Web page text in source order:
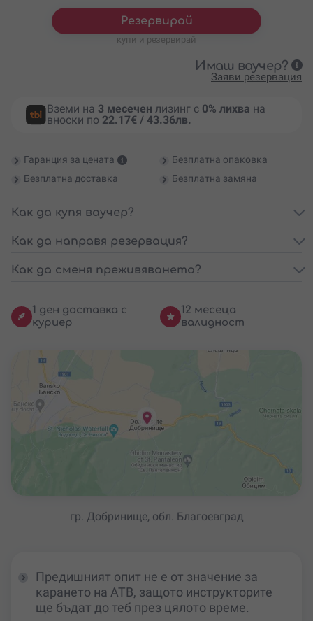
Резервирай
купи и резервирай
Имаш ваучер?
Заяви резервация
Вземи на 3 месечен лизинг с 0% лихва на
вноски по 22.17€ / 43.36лв.
Гаранция за цената
Безплатна опаковка
Безплатна доставка
Безплатна замяна
Как да купя ваучер?
Как да направя резервация?
Как да сменя преживяването?
1 ден доставка с
куриер
12 месеца
валидност
гр. Добринище, обл. Благоевград
Предишният опит не е от значение за
карането на АТВ, защото инструкторите
ще бъдат до теб през цялото време.